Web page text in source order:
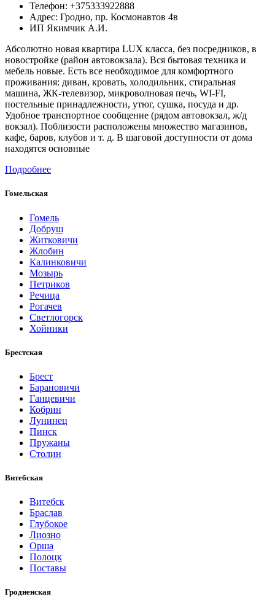
Телефон: +375333922888
Адрес: Гродно, пр. Космонавтов 4в
ИП Якимчик А.И.
Абсолютно новая квартира LUX класса, без посредников, в
новостройке (район автовокзала). Вся бытовая техника и
мебель новые. Есть все необходимое для комфортного
проживания: диван, кровать, холодильник, стиральная
машина, ЖК-телевизор, микроволновая печь, WI-FI,
постельные принадлежности, утюг, сушка, посуда и др.
Удобное транспортное сообщение (рядом автовокзал, ж/д
вокзал). Поблизости расположены множество магазинов,
кафе, баров, клубов и т. д. В шаговой доступности от дома
находятся основные
Подробнее
Гомельская
Гомель
Добруш
Житковичи
Жлобин
Калинковичи
Мозырь
Петриков
Речица
Рогачев
Светлогорск
Хойники
Брестская
Брест
Барановичи
Ганцевичи
Кобрин
Лунинец
Пинск
Пружаны
Столин
Витебская
Витебск
Браслав
Глубокое
Лиозно
Орша
Полоцк
Поставы
Гродненская